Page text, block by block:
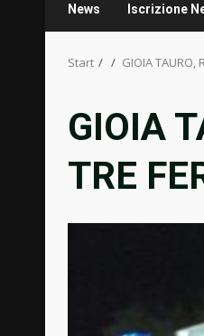
News Iscrizione
Start GIOIA TAURO,
GIOIA
TRE